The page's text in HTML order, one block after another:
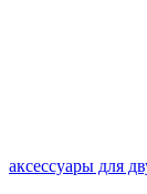
аксессуары для